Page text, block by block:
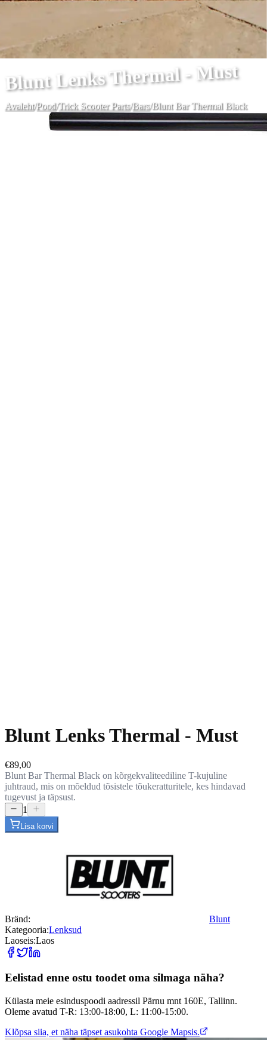
Blunt Lenks Thermal - Must
Avaleht/Pood/Trick Scooter Parts/Bars/Blunt Bar Thermal Black
Blunt Lenks Thermal - Must
€89,00
Blunt Bar Thermal Black on kõrgekvaliteediline T-kujuline
juhtraud, mis on mõeldud tõsistele tõukeratturitele, kes hindavad
tugevust ja täpsust.
1
Lisa korvi
Bränd:
Blunt
Kategooria:Lenksud
Laoseis:Laos
Eelistad enne ostu toodet oma silmaga näha?
Külasta meie esinduspoodi aadressil Pärnu mnt 160E, Tallinn.
Oleme avatud T-R: 13:00-18:00, L: 11:00-15:00.
Klõpsa siia, et näha täpset asukohta Google Mapsis.